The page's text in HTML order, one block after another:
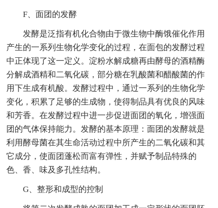
F、面团的发酵
发酵是泛指有机化合物由于微生物中酶饿催化作用
产生的一系列生物化学变化的过程，在面包的发酵过程
中正体现了这一定义。淀粉水解成糖再由酵母的酒精酶
分解成酒精和二氧化碳，部分糖在乳酸菌和醋酸菌的作
用下生成有机酸。发酵过程中，通过一系列的生物化学
变化，积累了足够的生成物，使得制品具有优良的风味
和芳香。在发酵过程中进一步促进面团的氧化，增强面
团的气体保持能力。发酵的基本原理：面团的发酵就是
利用酵母菌在其生命活动过程中所产生的二氧化碳和其
它成分，使面团蓬松而富有弹性，并赋予制品特殊的
色、香、味及多孔性结构。
G、整形和成型的控制